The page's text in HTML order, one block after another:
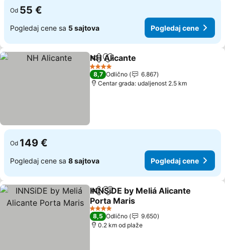
Od 55 €
Pogledaj cene sa 5 sajtova Pogledaj cene
Deli Dodati u favorite
NH Alicante
4 Zvezdice
8,7 Odlično
6.867
Centar grada: udaljenost 2.5 km
Od 149 €
Pogledaj cene sa 8 sajtova Pogledaj cene
Deli Dodati u favorite
INNSiDE by Meliá Alicante
Porta Maris
4 Zvezdice
8,5 Odlično
9.650
0.2 km od plaže